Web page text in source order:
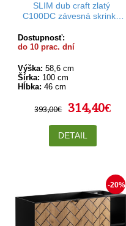
SLIM dub craft zlatý
C100DC závesná skrinka
Dostupnosť:
do 10 prac. dní
Výška: 58,6 cm
Šírka: 100 cm
Hĺbka: 46 cm
393,00€ 314,40€
DETAIL
-20%